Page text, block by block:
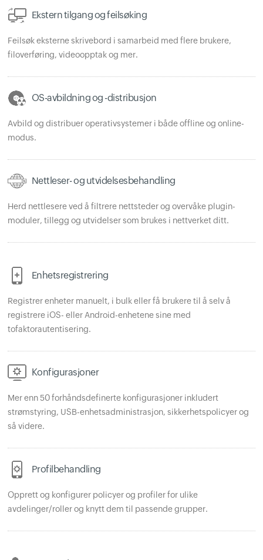
Ekstern tilgang og feilsøking
Feilsøk eksterne skrivebord i samarbeid med flere brukere,
filoverføring, videoopptak og mer.
OS-avbildning og -distribusjon
Avbild og distribuer operativsystemer i både offline og online-
modus.
Nettleser- og utvidelsesbehandling
Herd nettlesere ved å filtrere nettsteder og overvåke plugin-
moduler, tillegg og utvidelser som brukes i nettverket ditt.
Enhetsregistrering
Registrer enheter manuelt, i bulk eller få brukere til å selv å
registrere iOS- eller Android-enhetene sine med
tofaktorautentisering.
Konfigurasjoner
Mer enn 50 forhåndsdefinerte konfigurasjoner inkludert
strømstyring, USB-enhetsadministrasjon, sikkerhetspolicyer og
så videre.
Profilbehandling
Opprett og konfigurer policyer og profiler for ulike
avdelinger/roller og knytt dem til passende grupper.